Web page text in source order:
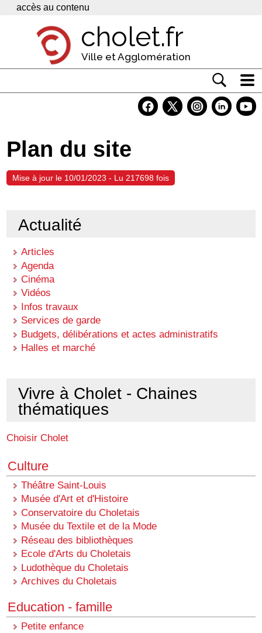
Panneau de gestion des cookies
accès au contenu
cholet.fr
Ville et Agglomération
Economie
Services
Plan du site
Mise à jour le 10/01/2023 - Lu 217698 fois
Actualité
Articles
Agenda
Cinéma
Vidéos
Infos travaux
Services de garde
Budgets, délibérations et actes administratifs
Halles et marché
Vivre à Cholet - Chaines
thématiques
Choisir Cholet
Culture
Théâtre Saint-Louis
Musée d'Art et d'Histoire
Conservatoire du Choletais
Musée du Textile et de la Mode
Réseau des bibliothèques
Ecole d'Arts du Choletais
Ludothèque du Choletais
Archives du Choletais
Education - famille
Petite enfance